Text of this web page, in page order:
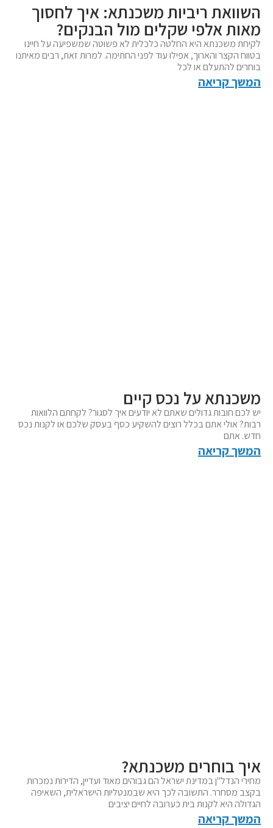
השוואת ריביות משכנתא: איך לחסוך
מאות אלפי שקלים מול הבנקים?
לקיחת משכנתא היא החלטה כלכלית לא פשוטה שמשפיעה על חיינו
בטווח הקצר והארוך, אפילו עוד לפני החתימה. למרות זאת, רבים מאיתנו
בוחרים להתעלם או לכל
המשך קריאה
משכנתא על נכס קיים
יש לכם חובות גדולים שאתם לא יודעים איך לסגור? לקחתם הלוואות
רבות? אולי אתם בכלל רוצים להשקיע כסף בעסק שלכם או לקנות נכס
חדש. אתם
המשך קריאה
איך בוחרים משכנתא?
מחירי הנדל"ן במדינת ישראל הם גבוהים מאוד ועדיין, הדירות נמכרות
בקצב מסחרר. התשובה לכך היא שבמנטליות הישראלית, השאיפה
הגדולה היא לקנות בית כערובה לחיים יציבים
המשך קריאה